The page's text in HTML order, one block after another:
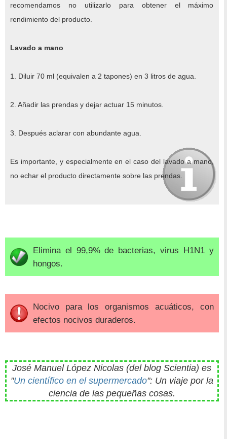
recomendamos no utilizarlo para obtener el máximo
rendimiento del producto.
Lavado a mano
1. Diluir 70 ml (equivalen a 2 tapones) en 3 litros de agua.
2. Añadir las prendas y dejar actuar 15 minutos.
3. Después aclarar con abundante agua.
Es importante, y especialmente en el caso del lavado a mano,
no echar el producto directamente sobre las prendas.
Elimina el 99,9% de bacterias, virus H1N1 y
hongos.
Nocivo para los organismos acuáticos, con
efectos nocivos duraderos.
José Manuel López Nicolas (del blog Scientia) es
"Un científico en el supermercado": Un viaje por la
ciencia de las pequeñas cosas.